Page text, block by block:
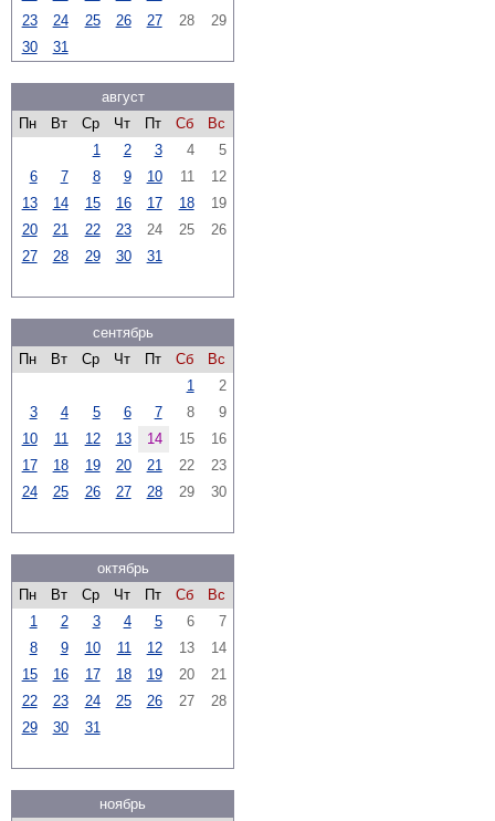
23
24 25 26 27 28
29
30
31
август
Пн
Вт Ср Чт Пт Сб
Вс
1
2 3 4
5
6
7 8 9 10 11
12
13
14 15 16 17 18
19
20
21 22 23 24 25
26
27
28 29 30 31
сентябрь
Пн
Вт Ср Чт Пт Сб
Вс
1
2
3
4 5 6 7 8
9
10
11 12 13 14 15
16
17
18 19 20 21 22
23
24
25 26 27 28 29 30
октябрь
Пн
Вт Ср Чт Пт Сб
Вс
1
2 3 4 5 6
7
8
9 10 11 12 13
14
15
16 17 18 19 20
21
22
23 24 25 26 27
28
29
30 31
ноябрь